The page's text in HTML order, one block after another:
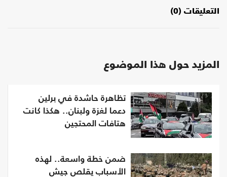
التعليقات (0)
المزيد حول هذا الموضوع
تظاهرة حاشدة في برلين
دعما لغزة ولبنان.. هكذا كانت
هتافات المحتجين
ضمن خطة واسعة.. لهذه
الأسباب يقلص جيش